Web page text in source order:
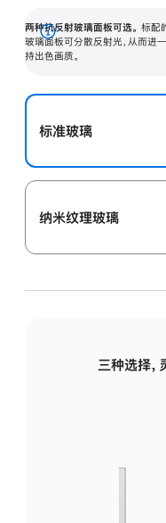
两种抗反射玻璃面板可选。 标配
玻璃面板可分散反射光，从而进
持出色画质。
展
开
标准玻璃
纳米纹理玻璃
三种选择，